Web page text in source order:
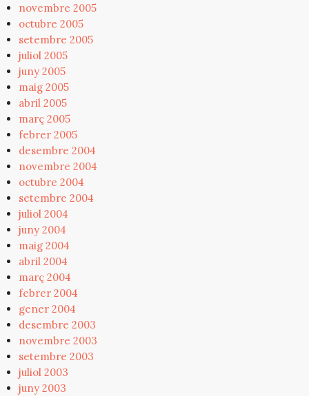
novembre 2005
octubre 2005
setembre 2005
juliol 2005
juny 2005
maig 2005
abril 2005
març 2005
febrer 2005
desembre 2004
novembre 2004
octubre 2004
setembre 2004
juliol 2004
juny 2004
maig 2004
abril 2004
març 2004
febrer 2004
gener 2004
desembre 2003
novembre 2003
setembre 2003
juliol 2003
juny 2003